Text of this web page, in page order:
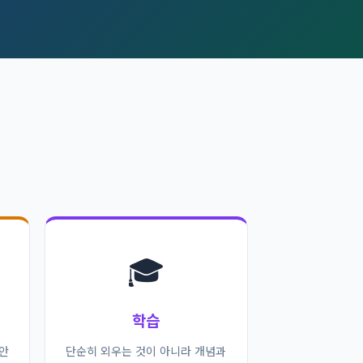
🎓
학습
단순히 외우는 것이 아니라 개념과